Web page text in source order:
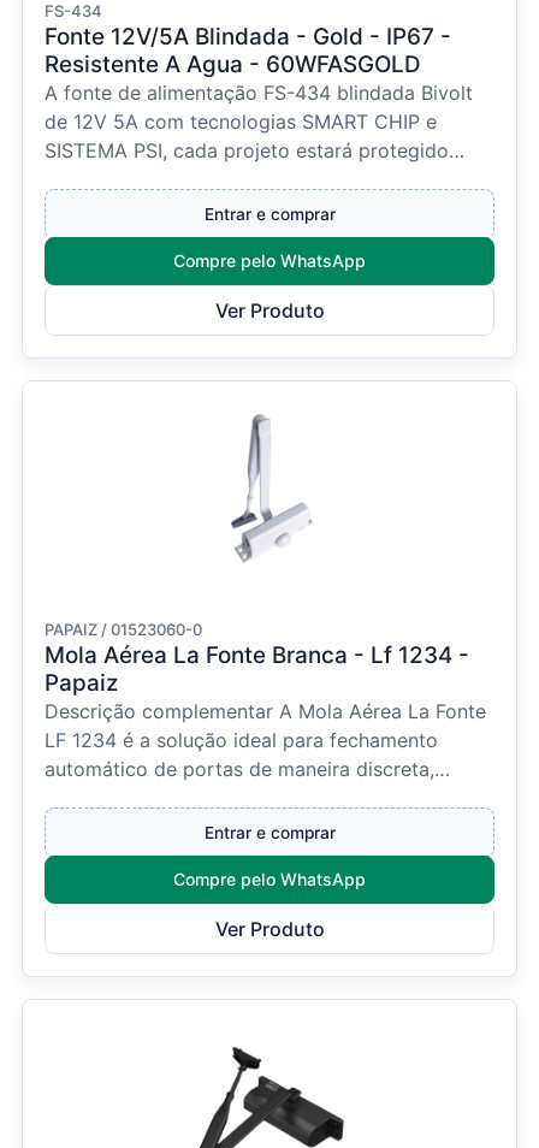
FS-434
Fonte 12V/5A Blindada - Gold - IP67 -
Resistente A Agua - 60WFASGOLD
A fonte de alimentação FS-434 blindada Bivolt
de 12V 5A com tecnologias SMART CHIP e
SISTEMA PSI, cada projeto estará protegido
Entrar e comprar
Compre pelo WhatsApp
Ver Produto
PAPAIZ / 01523060-0
Mola Aérea La Fonte Branca - Lf 1234 -
Papaiz
Descrição complementar A Mola Aérea La Fonte
LF 1234 é a solução ideal para fechamento
automático de portas de maneira discreta,
Entrar e comprar
Compre pelo WhatsApp
Ver Produto